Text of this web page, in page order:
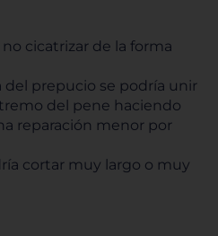
cicatrizar de la forma
del prepucio se podría unir
del pene haciendo
reparación menor por
cortar muy largo o muy